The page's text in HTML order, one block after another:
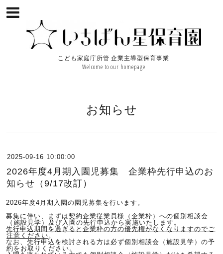
こども家庭庁所管 企業主導型保育事業
Welcome to our homepage
お知らせ
2025-09-16 10:00:00
2026年度4月期入園児募集 企業枠先行申込のお
知らせ（9/17改訂）
2026年度4月期入園の園児募集を行います。
募集に伴い、まずは契約企業従業員様（企業枠）への個別相談会
（施設見学）及び入園の先行申込から実施いたします。
先行申込期間を過ぎると企業枠の方の優先権がなくなりますのでご
注意ください 。
なお、先行申込を検討される方は必ず個別相談会（施設見学）の予
約をお取りください。